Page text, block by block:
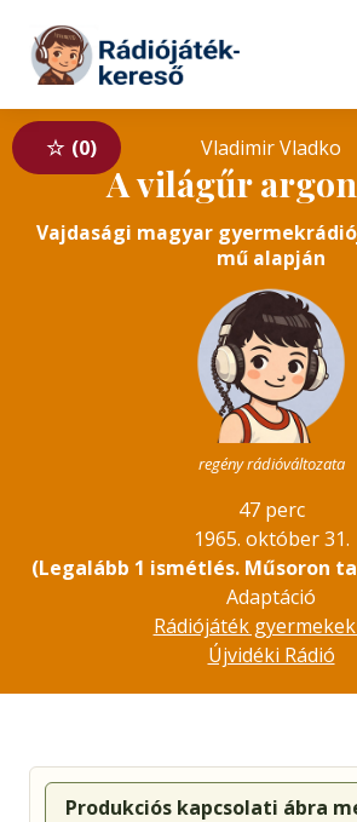
Tovább a tartalomhoz
0 Vladimir Vladko
A világűr
Vajdasági magyar
mű alapján
regény rádióváltozata
47 perc
1965. október 31.
(Legalább 1 ismétlés. Műsoron
Adaptáció
Rádiójáték
Újvidéki Rádió
Produkciós kapcsolati ábra